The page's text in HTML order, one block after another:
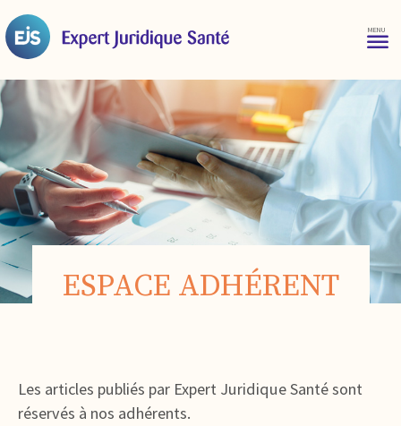
ESPACE ADHÉRENT
Les articles publiés par Expert Juridique Santé sont
réservés à nos adhérents.